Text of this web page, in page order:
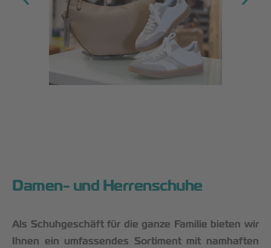
Damen- und Herrenschuhe
Als Schuhgeschäft für die ganze Familie bieten wir
Ihnen ein umfassendes Sortiment mit namhaften